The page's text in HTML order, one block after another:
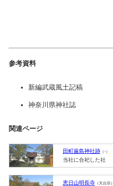
参考資料
新編武蔵風土記稿
神奈川県神社誌
関連ページ
田町厳島神社跡（-）
当社に合祀した社
恵日山明長寺（天台宗）